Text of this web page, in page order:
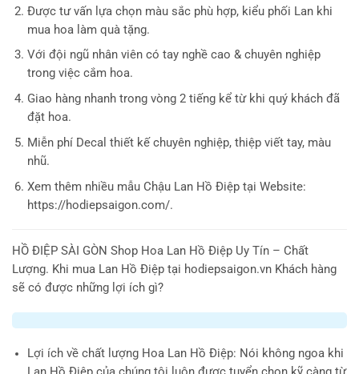
Được tư vấn lựa chọn màu sắc phù hợp, kiểu phối Lan khi
mua hoa làm quà tặng.
Với đội ngũ nhân viên có tay nghề cao & chuyên nghiệp
trong việc cắm hoa.
Giao hàng nhanh trong vòng 2 tiếng kể từ khi quý khách đã
đặt hoa.
Miễn phí Decal thiết kế chuyên nghiệp, thiệp viết tay, màu
nhũ.
Xem thêm nhiều mẫu Chậu Lan Hồ Điệp tại Website:
https://hodiepsaigon.com/.
HỒ ĐIỆP SÀI GÒN Shop Hoa Lan Hồ Điệp Uy Tín – Chất
Lượng. Khi mua Lan Hồ Điệp tại hodiepsaigon.vn Khách hàng
sẽ có được những lợi ích gì?
Lợi ích về chất lượng Hoa Lan Hồ Điệp: Nói không ngoa khi